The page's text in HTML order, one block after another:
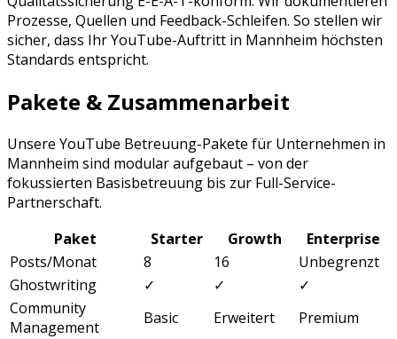
Prozesse, Quellen und Feedback-Schleifen. So stellen wir
sicher, dass IhrYouTube-Auftritt in Mannheim höchsten
Standards entspricht.
Pakete & Zusammenarbeit
Unsere YouTube Betreuung-Pakete für Unternehmen in
Mannheim sind modular aufgebaut – von der
fokussierten Basisbetreuung bis zur Full-Service-
Partnerschaft.
Paket
Starter Growth
Enterprise
Posts/Monat
8 16
Unbegrenzt
Ghostwriting
✓ ✓
✓
Community
Management
Basic Erweitert
Premium